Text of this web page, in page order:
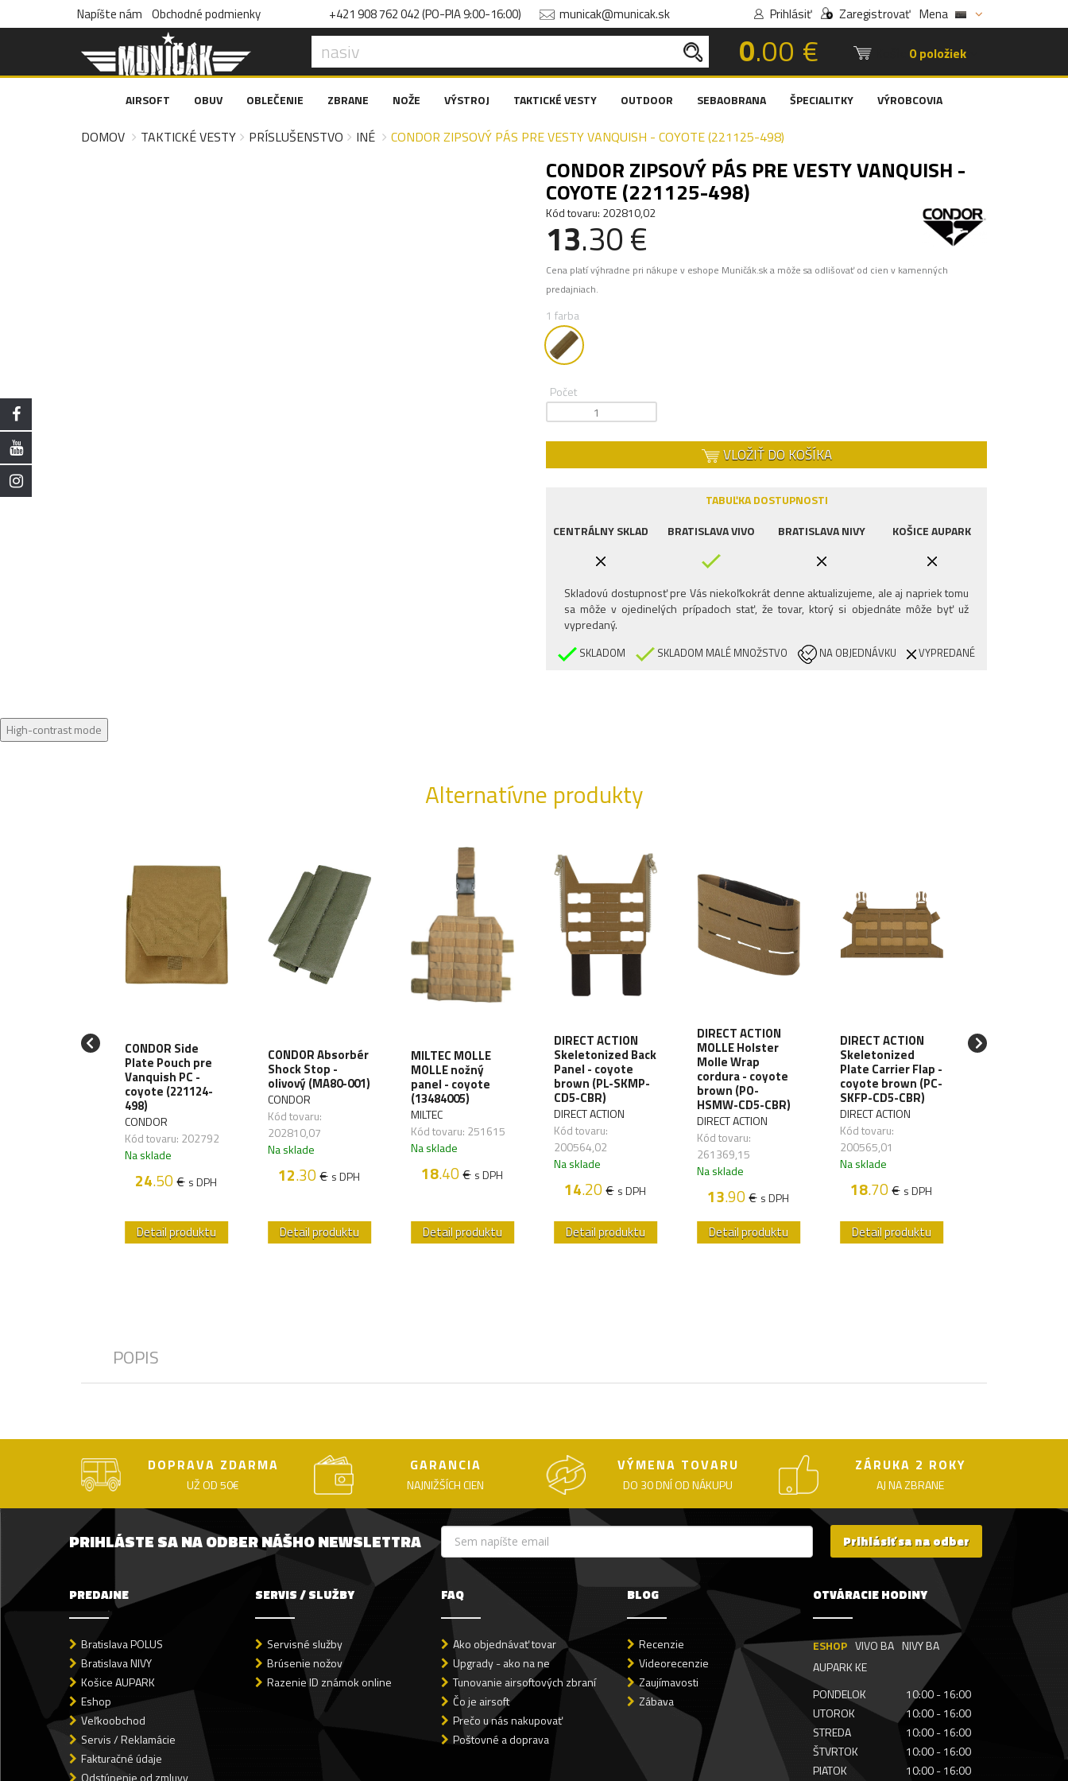
Napíšte nám Obchodné podmienky +421 908 762 042 (PO-PIA 9:00-16:00) municak@municak.sk Prihlásiť Zaregistrovať Mena
0.00 € 0 položiek
AIRSOFT OBUV OBLEČENIE ZBRANE NOŽE VÝSTROJ TAKTICKÉ VESTY OUTDOOR SEBAOBRANA ŠPECIALITKY VÝROBCOVIA
DOMOV TAKTICKÉ VESTY PRÍSLUŠENSTVO INÉ CONDOR ZIPSOVÝ PÁS PRE VESTY VANQUISH - COYOTE (221125-498)
CONDOR ZIPSOVÝ PÁS PRE VESTY VANQUISH -
COYOTE (221125-498)
Kód tovaru: 202810,02
13.30 €
Cena platí výhradne pri nákupe v eshope Muničák.sk a môže sa odlišovať od cien v kamenných
predajniach.
1 farba
Počet
VLOŽIŤ DO KOŠÍKA
TABUĽKA DOSTUPNOSTI
CENTRÁLNY SKLAD
BRATISLAVA VIVO BRATISLAVA NIVY KOŠICE AUPARK
Skladovú dostupnosť pre Vás niekoľkokrát denne aktualizujeme, ale aj napriek tomu
sa môže v ojedinelých prípadoch stať, že tovar, ktorý si objednáte môže byť už
vypredaný.
SKLADOM SKLADOM MALÉ MNOŽSTVO NA OBJEDNÁVKU VYPREDANÉ
High-contrast mode
Alternatívne produkty
CONDOR Side
Plate Pouch pre
Vanquish PC -
coyote (221124-
498)
CONDOR
Kód tovaru: 202792
Na sklade
24.50€ s DPH
Detail produktu
CONDOR Absorbér
Shock Stop -
olivový (MA80-001)
CONDOR
Kód tovaru:
202810,07
Na sklade
12.30€ s DPH
Detail produktu
MILTEC MOLLE
MOLLE nožný
panel - coyote
(13484005)
MILTEC
Kód tovaru: 251615
Na sklade
18.40€ s DPH
Detail produktu
DIRECT ACTION
Skeletonized Back
Panel - coyote
brown (PL-SKMP-
CD5-CBR)
DIRECT ACTION
Kód tovaru:
200564,02
Na sklade
14.20€ s DPH
Detail produktu
DIRECT ACTION
MOLLE Holster
Molle Wrap
cordura - coyote
brown (PO-
HSMW-CD5-CBR)
DIRECT ACTION
Kód tovaru:
261369,15
Na sklade
13.90€ s DPH
Detail produktu
DIRECT ACTION
Skeletonized
Plate Carrier Flap -
coyote brown (PC-
SKFP-CD5-CBR)
DIRECT ACTION
Kód tovaru:
200565,01
Na sklade
18.70€ s DPH
Detail produktu
DIRECT ACTION
POPIS
DOPRAVA ZDARMA
UŽ OD 50€
GARANCIA
NAJNIŽŠÍCH CIEN
VÝMENA TOVARU
DO 30 DNÍ OD NÁKUPU
ZÁRUKA 2 ROKY
AJ NA ZBRANE
PRIHLÁSTE SA NA ODBER NÁŠHO NEWSLETTRA Prihlásiť sa na odber
PREDAJNE
Bratislava POLUS
Bratislava NIVY
Košice AUPARK
Eshop
Veľkoobchod
Servis / Reklamácie
Fakturačné údaje
Odstúpenie od zmluvy
SERVIS / SLUŽBY
Servisné služby
Brúsenie nožov
Razenie ID známok online
FAQ
Ako objednávať tovar
Upgrady - ako na ne
Tunovanie airsoftových zbraní
Čo je airsoft
Prečo u nás nakupovať
Poštovné a doprava
BLOG
Recenzie
Videorecenzie
Zaujímavosti
Zábava
OTVÁRACIE HODINY
ESHOP VIVO BA NIVY BA
AUPARK KE
PONDELOK
10:00 - 16:00
UTOROK
10:00 - 16:00
STREDA
10:00 - 16:00
ŠTVRTOK
10:00 - 16:00
PIATOK
10:00 - 16:00